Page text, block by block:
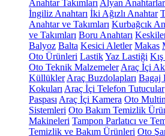
Anahtar Takımları Alyan
İngiliz Anahtarı İki Ağızlı Anahtar
Anahtar ve Takımları Kurbağcık
ve Takımları Boru Anahtarı
Balyoz Balta Kesici Aletler Makas
Oto Ürünleri LastikYaz Lastiği
Oto Teknik Malzemeler Araç İçi
Küllükler Araç Buzdolapları Bagaj
Kokuları Araç İçi Telefon Tutucular
Paspası Araç İçi Kamera Oto
Sistemleri Oto Bakım Temizlik
Makineleri Tampon Parlatıcı ve
Temizlik ve Bakım Ürünleri Oto